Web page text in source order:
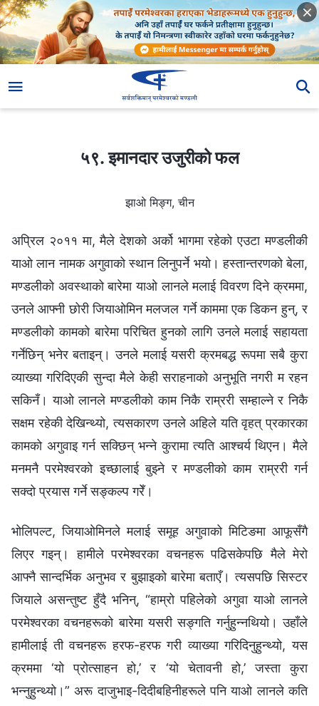
५९. इमानदार उजुरीको फल
झाओ मिङ्ग, चीन
अप्रिल २०११ मा, मैले देशको अर्को भागमा रहेको एउटा मण्डलीकी
याओ लान नामक अगुवाको स्थान लिनुपर्ने भयो। हस्तान्तरणको बेला,
मण्डलीको अवस्थाको बारेमा याओ लानले मलाई विवरण दिने क्रममा,
उनले आफ्नी छोरी जियाओमिन मलजल गर्ने काममा एक डिकन हुन्, र
मण्डलीको कामको बारेमा परिचित हुनको लागि उनले मलाई सहायता
गर्नेछिन् भनेर बताइन्। उनले मलाई यसरी क्रमबद्ध रूपमा सबै कुरा
व्याख्या गरिदिएकी सुन्दा मैले केही सराहनाको अनुभूति नगरी म रहन
सकिनँ। याओ लानले मण्डलीको काम निकै राम्ररी सम्हाल्ने र निकै
सक्षम रहेकी देखिन्थ्यो, त्यसकारण उनले अहिले यति वृहत् प्रकारका
कामको अगुवाइ गर्न सक्छिन् भन्‍ने कुरामा त्यति आश्‍चर्य थिएन। मैले
मनमनै परमेश्‍वरको इच्‍छालाई बुझ्‍ने र मण्डलीको काम राम्ररी गर्न
सक्दो प्रयास गर्ने सङ्कल्‍प गरेँ।
भोलिपल्‍ट, जियाओमिनले मलाई समूह अगुवाको मिटिङमा आफूसँगै
लिएर गइन्। हामीले परमेश्‍वरका वचनहरू पढिसकेपछि मैले मेरो
आफ्‍नै सान्दर्भिक अनुभव र बुझाइको बारेमा बताएँ। त्यसपछि सिस्टर
जियाले असन्तुष्ट हुँदै भनिन्, “हाम्रो पहिलेको अगुवा याओ लानले
परमेश्‍वरका वचनहरूको बारेमा यसरी सङ्गति गर्नुहुन्‍नथियो। उहाँले
हामीलाई ती वचनहरू हरफ-हरफ गरी व्याख्या गरिदिनुहुन्थ्यो, यस
क्रममा ‘यो प्रोत्साहन हो,’ र ‘यो चेतावनी हो,’ जस्ता कुरा
भन्‍नुहुन्थ्यो।” अरू दाजुभाइ-दिदीबहिनीहरूले पनि याओ लानले कति